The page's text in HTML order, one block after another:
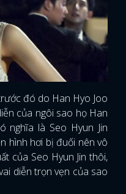
đó do Han Hyo Joo
của ngôi sao họ Han
nghĩa là Seo Hyun Jin
hình hơi bị đuối nên vô
của Seo Hyun Jin thôi,
diễn trọn vẹn của sao